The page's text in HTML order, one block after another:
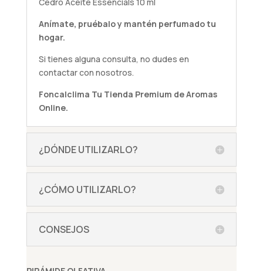
Anímate, pruébaloy mantén perfumado tu
hogar.
Si tienes alguna consulta, no dudes en
contactar con nosotros.
Foncalclima Tu Tienda Premium de Aromas
Online.
¿DÓNDE UTILIZARLO?
¿CÓMO UTILIZARLO?
CONSEJOS